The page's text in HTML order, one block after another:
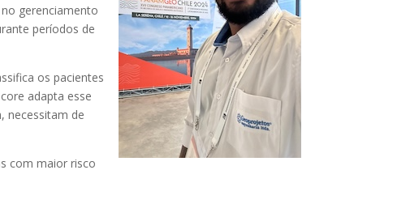
gerenciamento
períodos de
os pacientes
adapta esse
necessitam de
com maior risco